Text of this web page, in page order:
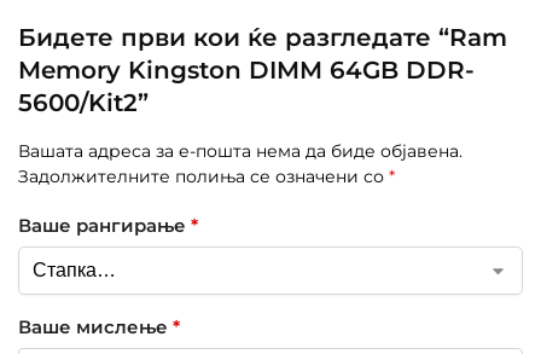
Бидете први кои ќе разгледате “Ram
Memory Kingston DIMM 64GB DDR-
5600/Kit2”
Вашата адреса за е-пошта нема да биде објавена.
Задолжителните полиња се означени со *
Ваше рангирање *
Ваше мислење *